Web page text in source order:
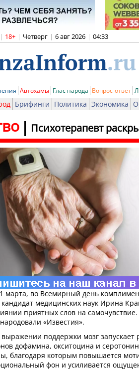
| 18+ | Четверг | 6 авг 2026 | 04:33
Автохамы Глас народа Вопрос-ответ
Брифинги Политика Экономика
Психотерапевт
марта, во Всемирный день
кандидат медицинских наук Ирина
приятных слов на
«Известия».
поддержки мозг запускает
дофамина, окситоцина и
благодаря которым повышается
фон и усиливается